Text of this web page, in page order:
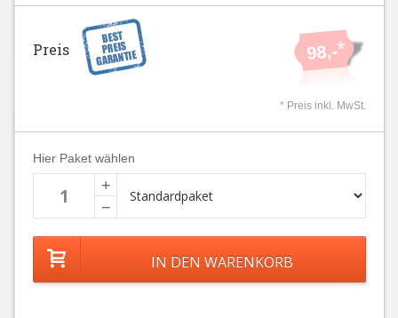
98,-*
Preis
* Preis inkl. MwSt.
Hier Paket wählen
+
−